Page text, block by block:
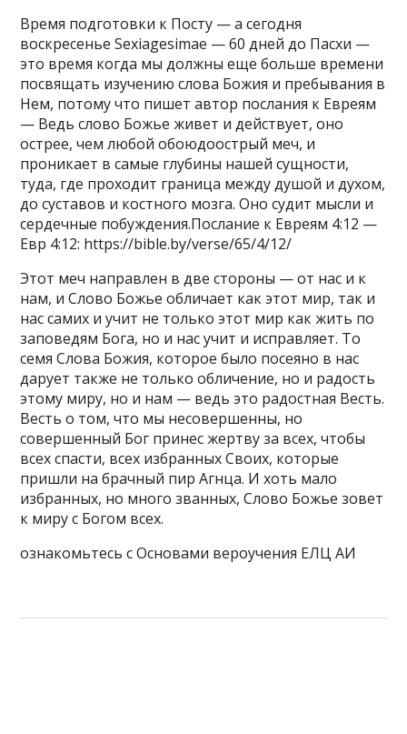
Время подготовки к Посту — а сегодня
воскресенье Sexiagesimae — 60 дней до Пасхи —
это время когда мы должны еще больше времени
посвящать изучению слова Божия и пребывания в
Нем, потому что пишет автор послания к Евреям
— Ведь слово Божье живет и действует, оно
острее, чем любой обоюдоострый меч, и
проникает в самые глубины нашей сущности,
туда, где проходит граница между душой и духом,
до суставов и костного мозга. Оно судит мысли и
сердечные побуждения.Послание к Евреям 4:12 —
Евр 4:12: https://bible.by/verse/65/4/12/
Этот меч направлен в две стороны — от нас и к
нам, и Слово Божье обличает как этот мир, так и
нас самих и учит не только этот мир как жить по
заповедям Бога, но и нас учит и исправляет. То
семя Слова Божия, которое было посеяно в нас
дарует также не только обличение, но и радость
этому миру, но и нам — ведь это радостная Весть.
Весть о том, что мы несовершенны, но
совершенный Бог принес жертву за всех, чтобы
всех спасти, всех избранных Своих, которые
пришли на брачный пир Агнца. И хоть мало
избранных, но много званных, Слово Божье зовет
к миру с Богом всех.
ознакомьтесь с Основами вероучения ЕЛЦ АИ